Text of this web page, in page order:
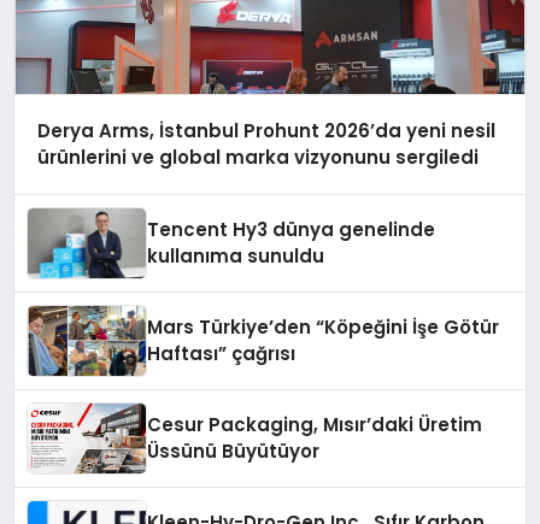
Derya Arms, İstanbul Prohunt 2026’da yeni nesil
ürünlerini ve global marka vizyonunu sergiledi
Tencent Hy3 dünya genelinde
kullanıma sunuldu
Mars Türkiye’den “Köpeğini İşe Götür
Haftası” çağrısı
Cesur Packaging, Mısır’daki Üretim
Üssünü Büyütüyor